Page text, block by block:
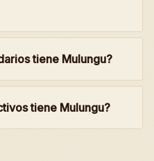
tiene Mulungu?
tiene Mulungu?